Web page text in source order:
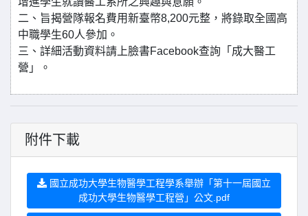
二、旨揭營隊報名費用新臺幣8,200元整，將錄取全國高
中職學生60人參加。
三、詳細活動資料請上臉書Facebook查詢「成大醫工
營」。
附件下載
國立成功大學生物醫學工程學系舉辦「第十一屆國立
成功大學生物醫學工程營」公文.pdf